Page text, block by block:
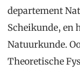
departement
Scheikunde, en
Natuurkunde.
Theoretische